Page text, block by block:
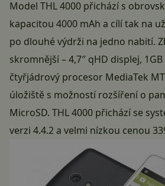
Model THL 4000 přichází s
kapacitou 4000 mAh a cílí tak na
po dlouhé výdrži na jedno nabití.
skromnější – 4,7″ qHD displej,
čtyřjádrový procesor MediaTek
úložiště s možností rozšíření o
MicroSD. THL 4000 přichází se
verzi 4.4.2 a velmi nízkou cenou